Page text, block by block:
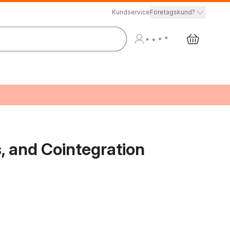
KundserviceFöretagskund?
and Cointegration